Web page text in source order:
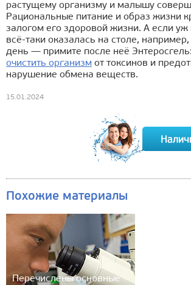
растущему организму и малышу
Рациональные питание и образ жизни
залогом его здоровой жизни. А если
всё-таки оказалась на столе,
день — примите после неё
очистить организм от токсинов и
нарушение обмена веществ.
15.01.2024
Похожие материалы
Перечислены основные